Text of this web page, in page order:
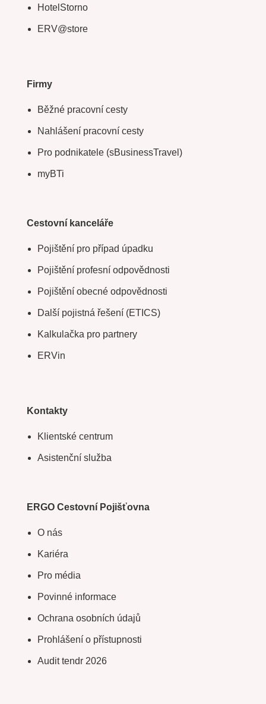
HotelStorno
ERV@store
Firmy
Běžné pracovní cesty
Nahlášení pracovní cesty
Pro podnikatele (sBusinessTravel)
myBTi
Cestovní kanceláře
Pojištění pro případ úpadku
Pojištění profesní odpovědnosti
Pojištění obecné odpovědnosti
Další pojistná řešení (ETICS)
Kalkulačka pro partnery
ERVin
Kontakty
Klientské centrum
Asistenční služba
ERGO Cestovní Pojišťovna
O nás
Kariéra
Pro média
Povinné informace
Ochrana osobních údajů
Prohlášení o přístupnosti
Audit tendr 2026